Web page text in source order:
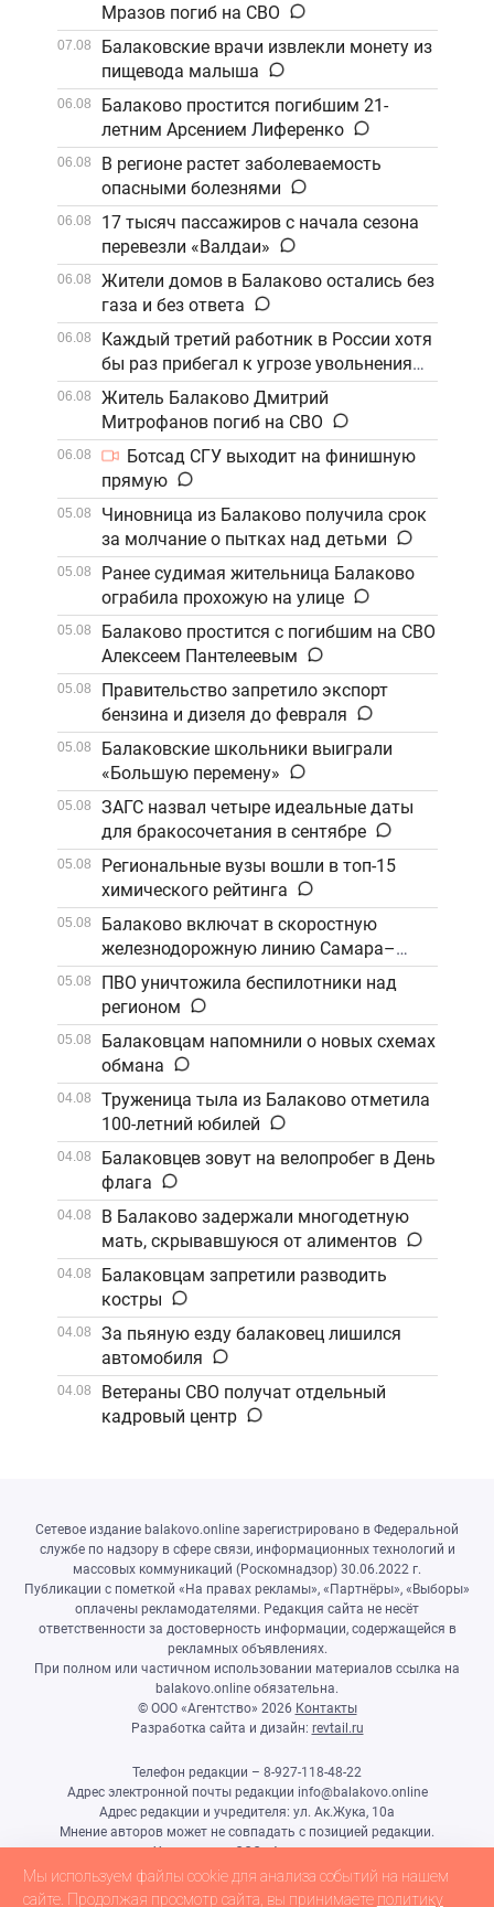
Мразов погиб на СВО
07.08
Балаковские врачи извлекли монету из
пищевода малыша
06.08
Балаково простится погибшим 21-
летним Арсением Лиференко
06.08
В регионе растет заболеваемость
опасными болезнями
06.08
17 тысяч пассажиров с начала сезона
перевезли «Валдаи»
06.08
Жители домов в Балаково остались без
газа и без ответа
06.08
Каждый третий работник в России хотя
бы раз прибегал к угрозе увольнения
06.08
Житель Балаково Дмитрий
Митрофанов погиб на СВО
06.08
Ботсад СГУ выходит на финишную
прямую
05.08
Чиновница из Балаково получила срок
за молчание о пытках над детьми
05.08
Ранее судимая жительница Балаково
ограбила прохожую на улице
05.08
Балаково простится с погибшим на СВО
Алексеем Пантелеевым
05.08
Правительство запретило экспорт
бензина и дизеля до февраля
05.08
Балаковские школьники выиграли
«Большую перемену»
05.08
ЗАГС назвал четыре идеальные даты
для бракосочетания в сентябре
05.08
Региональные вузы вошли в топ-15
химического рейтинга
05.08
Балаково включат в скоростную
железнодорожную линию Самара–
Саратов
05.08
ПВО уничтожила беспилотники над
регионом
05.08
Балаковцам напомнили о новых схемах
обмана
04.08
Труженица тыла из Балаково отметила
100-летний юбилей
04.08
Балаковцев зовут на велопробег в День
флага
04.08
В Балаково задержали многодетную
мать, скрывавшуюся от алиментов
04.08
Балаковцам запретили разводить
костры
04.08
За пьяную езду балаковец лишился
автомобиля
04.08
Ветераны СВО получат отдельный
кадровый центр
Сетевое издание balakovo.online зарегистрировано в Федеральной
службе по надзору в сфере связи, информационных технологий и
массовых коммуникаций (Роскомнадзор) 30.06.2022 г.
Публикации с пометкой «На правах рекламы», «Партнёры», «Выборы»
оплачены рекламодателями. Редакция сайта не несёт
ответственности за достоверность информации, содержащейся в
рекламных объявлениях.
При полном или частичном использовании материалов ссылка на
balakovo.online обязательна.
© ООО «Агентство» 2026 Контакты
Разработка сайта и дизайн: revtail.ru
Телефон редакции – 8-927-118-48-22
Адрес электронной почты редакции info@balakovo.online
Адрес редакции и учредителя: ул. Ак.Жука, 10а
Мнение авторов может не совпадать с позицией редакции.
Учредитель: ООО «Агентство»
Гл.редактор Ивлиева Н.Н.
Настоящий ресурс может содержать материалы 18+
Мы используем файлы cookie для анализа событий на нашем
сайте. Продолжая просмотр сайта, вы принимаете политику